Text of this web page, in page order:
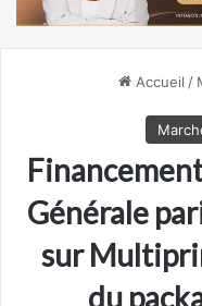
Accueil /
Générale
sur
du